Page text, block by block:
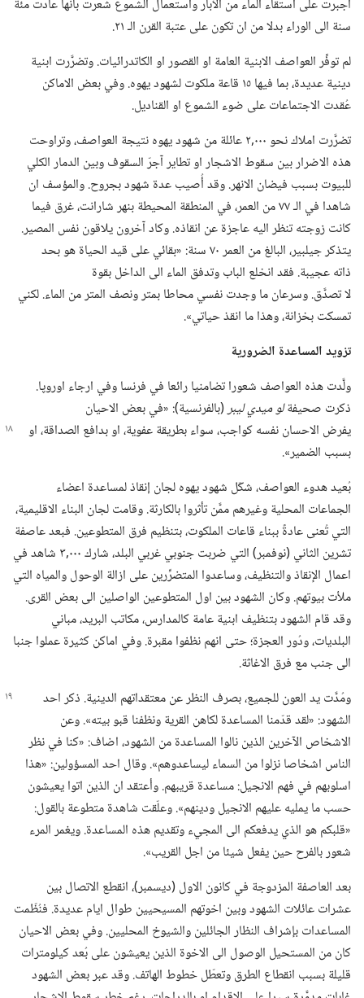
أُجبرت على استقاء الماء من الآبار واستعمال الشموع شعرت بأنها عادت مئة
سنة الى الوراء بدلا من ان تكون على عتبة القرن الـ‍ ٢١.‏
لم توفِّر العواصف الابنية العامة او القصور او الكاتدرائيات.‏ وتضرَّرت ابنية
دينية عديدة،‏ بما فيها ١٥ قاعة ملكوت لشهود يهوه.‏ وفي بعض الاماكن
عُقدت الاجتماعات على ضوء الشموع او القناديل.‏
تضرَّرت املاك نحو ٠٠٠‏,٢ عائلة من شهود يهوه نتيجة العواصف،‏ وتراوحت
هذه الاضرار بين سقوط الاشجار او تطاير آجرّ السقوف وبين الدمار الكلي
للبيوت بسبب فيضان الانهر.‏ وقد أُصيب عدة شهود بجروح.‏ والمؤسف ان
شاهدا في الـ‍ ٧٧ من العمر،‏ في المنطقة المحيطة بنهر شارانت،‏ غرق فيما
كانت زوجته تنظر اليه عاجزة عن انقاذه.‏ وكاد آخرون يلاقون نفس المصير.‏
يتذكر جيلبير،‏ البالغ من العمر ٧٠ سنة:‏ «بقائي على قيد الحياة هو بحد
ذاته عجيبة.‏ فقد انخلع الباب وتدفق الماء الى الداخل بقوة
لا تصدَّق.‏ وسرعان ما وجدت نفسي محاطا بمتر ونصف المتر من الماء.‏ لكني
تمسكت بخزانة،‏ وهذا ما انقذ حياتي».‏
تزويد المساعدة الضرورية
ولَّدت هذه العواصف شعورا تضامنيا رائعا في فرنسا وفي ارجاء اوروپا.‏
ذكرت صحيفةلو ميدي ليبر‏(‏بالفرنسية)‏:‏ «في بعض الاحيان
يفرض الاحسان نفسه كواجب،‏ سواءبطريقة عفوية،‏ او بدافع الصداقة،‏ او
بسبب الضمير».‏
بُعيد هدوء العواصف،‏ شكّل شهود يهوه لجان إنقاذ لمساعدة اعضاء
الجماعات المحلية وغيرهم ممَّن تأثروا بالكارثة.‏ وقامت لجان البناء الاقليمية،‏
التي تُعنى عادةً ببناء قاعات الملكوت،‏ بتنظيم فرق المتطوعين.‏ فبعد عاصفة
تشرين الثاني (‏نوفمبر)‏ التي ضربت جنوبي غربي البلد،‏ شارك ٠٠٠‏,٣ شاهد في
اعمال الإنقاذ والتنظيف،‏ وساعدوا المتضرِّرين على ازالة الوحول والمياه التي
ملأت بيوتهم.‏ وكان الشهود بين اول المتطوعين الواصلين الى بعض القرى.‏
وقد قام الشهود بتنظيف ابنية عامة كالمدارس،‏ مكاتب البريد،‏ مباني
البلديات،‏ ودُور العجزة؛‏ حتى انهم نظفوا مقبرة.‏ وفي اماكن كثيرة عملوا جنبا
الى جنب مع فرق الاغاثة.‏
ومُدَّت يد العون للجميع،‏ بصرف النظر عن معتقداتهم الدينية.‏ ذكر احد
الشهود:‏ «لقد قدّمنا المساعدة لكاهن القرية ونظفنا قبو بيته».‏ وعن
الاشخاص الآخرين الذين نالوا المساعدة من الشهود،‏ اضاف:‏ «كنا في نظر
الناس اشخاصا نزلوا من السماء ليساعدوهم».‏ وقال احد المسؤولين:‏ «هذا
اسلوبهم في فهم الانجيل:‏ مساعدة قريبهم.‏ وأعتقد ان الذين اتوا يعيشون
حسب ما يمليه عليهم الانجيل ودينهم».‏ وعلّقت شاهدة متطوعة بالقول:‏
«قلبكم هو الذي يدفعكم الى المجيء وتقديم هذه المساعدة.‏ ويغمر المرء
شعور بالفرح حين يفعل شيئا من اجل القريب».‏
بعد العاصفة المزدوجة في كانون الاول (‏ديسمبر)‏،‏ انقطع الاتصال بين
عشرات عائلات الشهود وبين اخوتهم المسيحيين طوال ايام عديدة.‏ فنُظّمت
المساعدات بإشراف النظار الجائلين والشيوخ المحليين.‏ وفي بعض الاحيان
كان من المستحيل الوصول الى الاخوة الذين يعيشون على بُعد كيلومترات
قليلة بسبب انقطاع الطرق وتعطّل خطوط الهاتف.‏ وقد عبر بعض الشهود